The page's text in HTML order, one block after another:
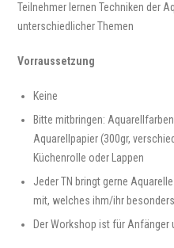
Teilnehmer lernen Techniken der
unterschiedlicher Themen
Vorraussetzung
Keine
Bitte mitbringen:
Aquarellpapier (300gr,
Küchenrolle oder Lappen
Jeder TN bringt gerne
mit, welches ihm/ihr
Der Workshop ist für Anfänger